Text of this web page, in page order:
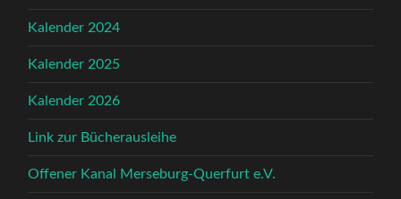
Kalender 2024
Kalender 2025
Kalender 2026
Link zur Bücherausleihe
Offener Kanal Merseburg-Querfurt e.V.